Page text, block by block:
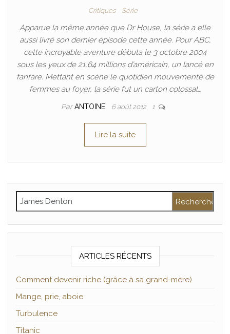
Critiques Série
Apparue la même année que Dr House, la série a elle
aussi livré son dernier épisode cette année. Pour ABC,
cette incroyable aventure débuta le 3 octobre 2004
sous les yeux de 21,64 millions d’américain, un lancé en
fanfare. Mettant en scène le quotidien mouvementé de
femmes au foyer, la série fut un carton colossal…
ParANTOINE 6 août 2012 1
Lire la suite
Rechercher :
ARTICLES RÉCENTS
Comment devenir riche (grâce à sa grand-mère)
Mange, prie, aboie
Turbulence
Titanic